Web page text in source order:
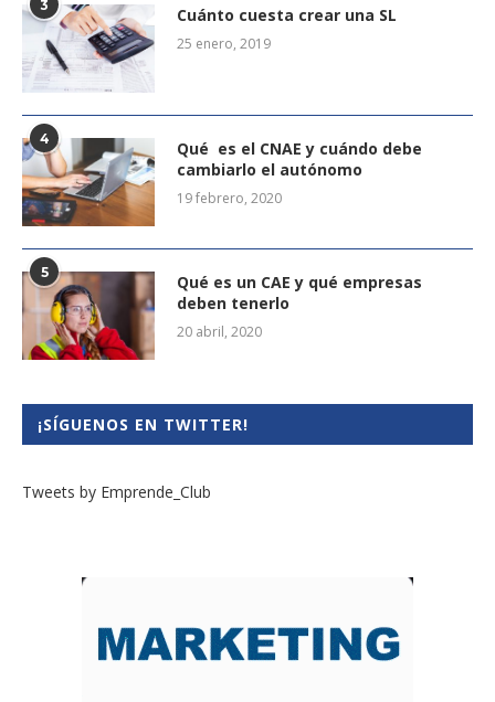
3 Cuánto cuesta crear una SL
25 enero, 2019
4
Qué es el CNAE y cuándo debe
cambiarlo el autónomo
19 febrero, 2020
5
Qué es un CAE y qué empresas
deben tenerlo
20 abril, 2020
¡SÍGUENOS EN TWITTER!
Tweets by Emprende_Club